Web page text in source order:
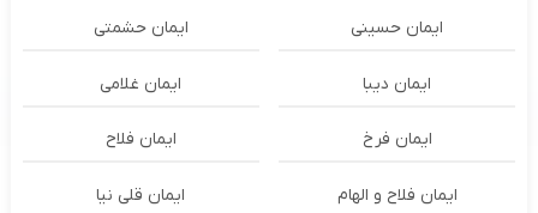
ایمان حسینی ایمان حشمتی
ایمان دیبا ایمان غلامی
ایمان فرخ ایمان فلاح
ایمان فلاح و الهام ایمان قلی نیا